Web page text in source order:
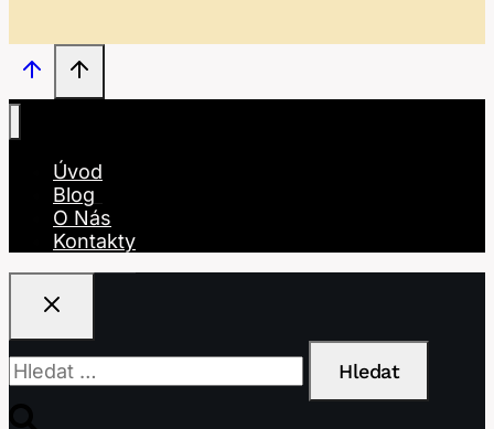
Úvod
Blog
O Nás
Kontakty
Vyhledávání